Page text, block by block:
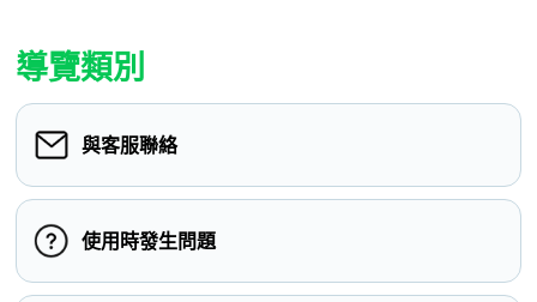
導覽類別
與客服聯絡
使用時發生問題